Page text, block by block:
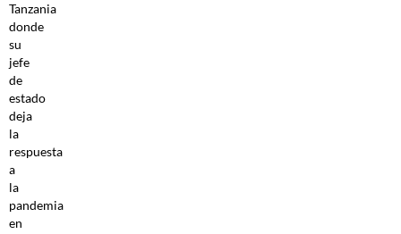
Tanzania
donde
su
jefe
de
estado
deja
la
respuesta
a
la
pandemia
en